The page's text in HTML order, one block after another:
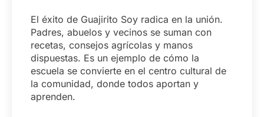
El éxito de Guajirito Soy radica en la unión.
Padres, abuelos y vecinos se suman con
recetas, consejos agrícolas y manos
dispuestas. Es un ejemplo de cómo la
escuela se convierte en el centro cultural de
la comunidad, donde todos aportan y
aprenden.